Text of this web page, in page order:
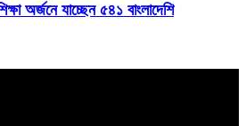
অর্জনে যাচ্ছেন ৫৪১ বাংলাদেশি